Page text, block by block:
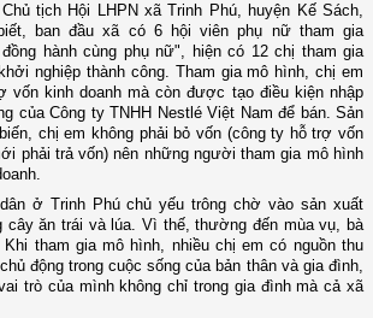
tịch Hội LHPN xã Trinh Phú, huyện Kế Sách,
ban đầu xã có 6 hội viên phụ nữ tham gia
hành cùng phụ nữ", hiện có 12 chị tham gia
nghiệp thành công. Tham gia mô hình, chị em
vốn kinh doanh mà còn được tạo điều kiện nhập
của Công ty TNHH Nestlé Việt Nam để bán. Sản
chị em không phải bỏ vốn (công ty hỗ trợ vốn
phải trả vốn) nên những người tham gia mô hình
ở Trinh Phú chủ yếu trông chờ vào sản xuất
cây ăn trái và lúa. Vì thế, thường đến mùa vụ, bà
tham gia mô hình, nhiều chị em có nguồn thu
động trong cuộc sống của bản thân và gia đình,
trò của mình không chỉ trong gia đình mà cả xã